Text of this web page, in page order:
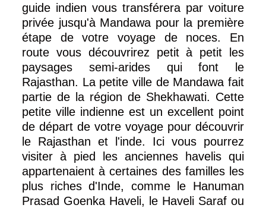
guide indien vous transférera par voiture
privée jusqu'à Mandawa pour la première
étape de votre voyage de noces. En
route vous découvrirez petit à petit les
paysages semi-arides qui font le
Rajasthan. La petite ville de Mandawa fait
partie de la région de Shekhawati. Cette
petite ville indienne est un excellent point
de départ de votre voyage pour découvrir
le Rajasthan et l'inde. Ici vous pourrez
visiter à pied les anciennes havelis qui
appartenaient à certaines des familles les
plus riches d'Inde, comme le Hanuman
Prasad Goenka Haveli, le Haveli Saraf ou